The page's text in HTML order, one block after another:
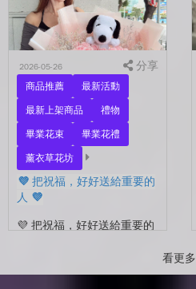
2026-05-26 分享
商品推薦
最新活動
最新上架商品
禮物
畢業花束
畢業花禮
薰衣草花坊
💜 把祝福，好好送給重要的
人 💜
💜 把祝福，好好送給重要的
很多，準備往下一段生活前
看更多